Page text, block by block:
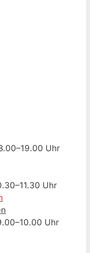
Uhr
Uhr
Uhr